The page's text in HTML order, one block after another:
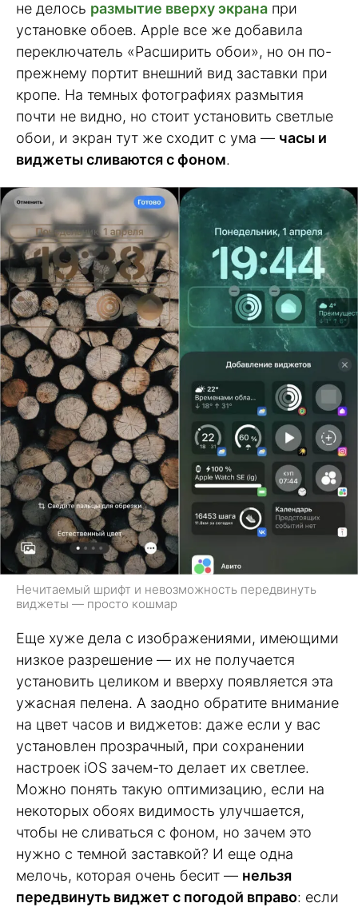
не делось размытие вверху экрана при
установке обоев. Apple все же добавила
переключатель «Расширить обои», но он по-
прежнему портит внешний вид заставки при
кропе. На темных фотографиях размытия
почти не видно, но стоит установить светлые
обои, и экран тут же сходит с ума — часы и
виджеты сливаются с фоном.
Нечитаемый шрифт и невозможность передвинуть
виджеты — просто кошмар
Еще хуже дела с изображениями, имеющими
низкое разрешение — их не получается
установить целиком и вверху появляется эта
ужасная пелена. А заодно обратите внимание
на цвет часов и виджетов: даже если у вас
установлен прозрачный, при сохранении
настроек iOS зачем-то делает их светлее.
Можно понять такую оптимизацию, если на
некоторых обоях видимость улучшается,
чтобы не сливаться с фоном, но зачем это
нужно с темной заставкой? И еще одна
мелочь, которая очень бесит — нельзя
передвинуть виджет с погодой вправо: если